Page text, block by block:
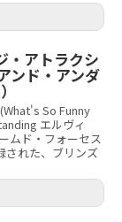
・アトラクシ
ンド・アンダ
So Funny
エルヴィ
ムド・フォーセス
された、ブリンズ